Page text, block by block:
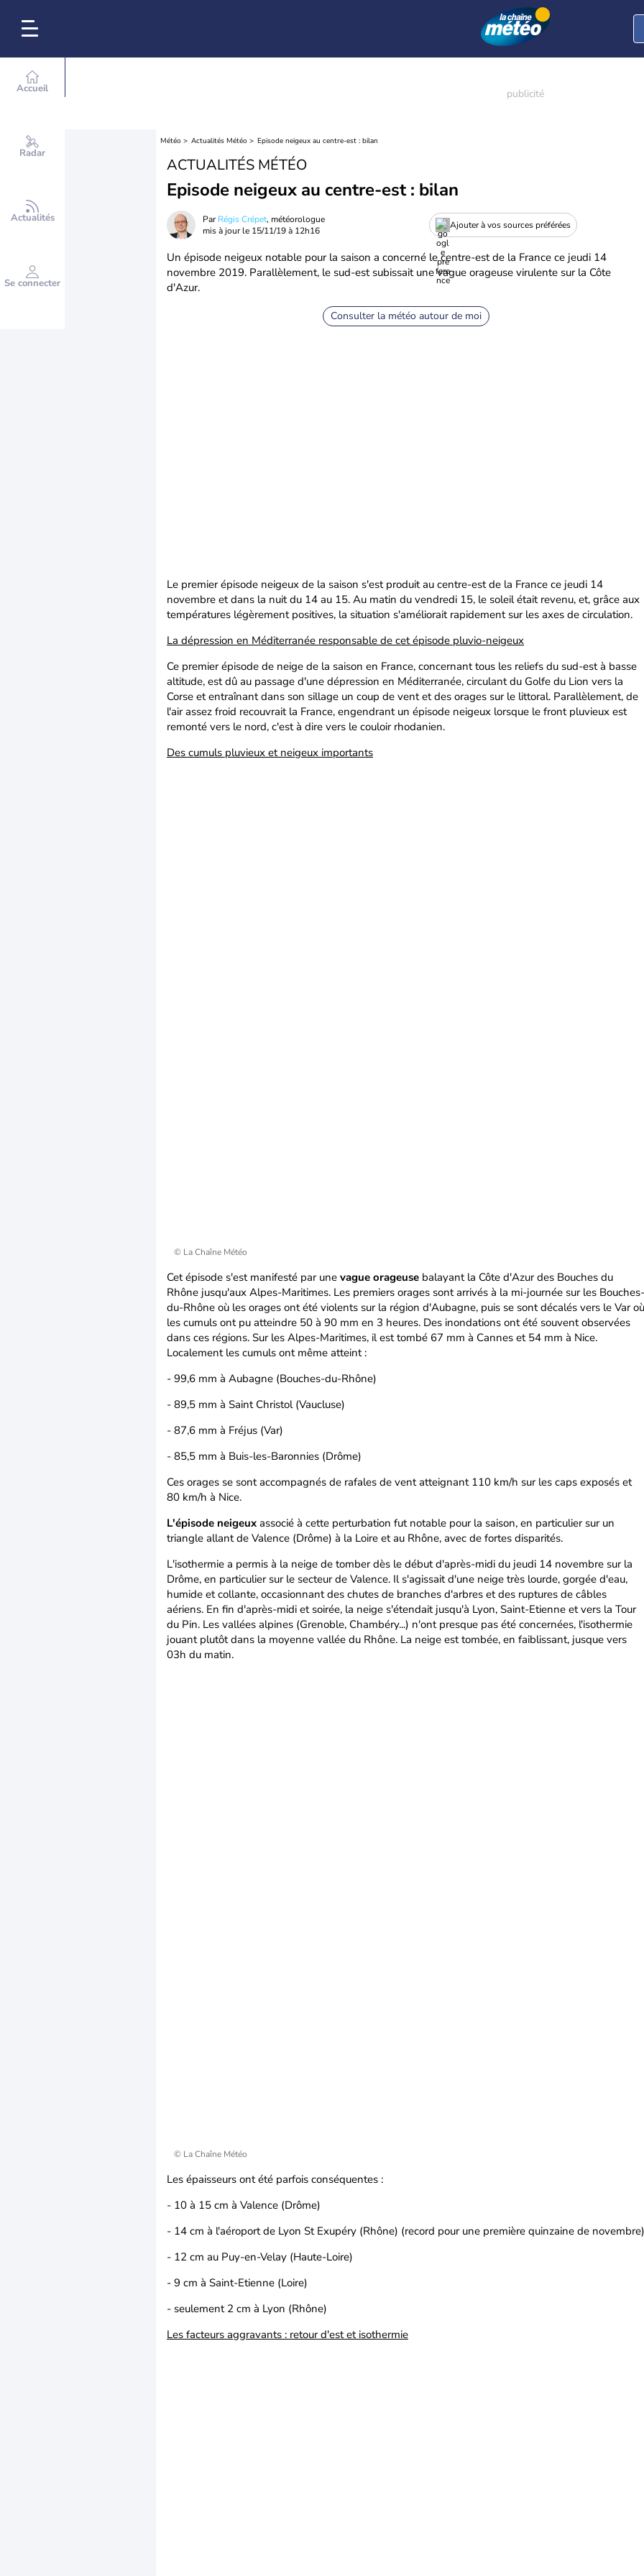
Accueil
Radar
Actualités
Se connecter
Météo Actualités Météo Episode neigeux au centre-est : bilan
ACTUALITÉS MÉTÉO
Episode neigeux au centre-est : bilan
ParRégis Crépet, météorologue
mis à jour le 15/11/19 à 12h16
Ajouter à vos sources préférées
Un épisode neigeux notable pour la saison a concerné le centre-est de la France ce jeudi 14
novembre 2019. Parallèlement, le sud-est subissait une vague orageuse virulente sur la Côte
d'Azur.
Consulter la météo autour de moi
Le premier épisode neigeux de la saison s'est produit au centre-est de la France ce jeudi 14
novembre et dans la nuit du 14 au 15. Au matin du vendredi 15, le soleil était revenu, et, grâce aux
températures légèrement positives, la situation s'améliorait rapidement sur les axes de circulation.
La dépression en Méditerranée responsable de cet épisode pluvio-neigeux
Ce premier épisode de neige de la saison en France, concernant tous les reliefs du sud-est à basse
altitude, est dû au passage d'une dépression en Méditerranée, circulant du Golfe du Lion vers la
Corse et entraînant dans son sillage un coup de vent et des orages sur le littoral. Parallèlement, de
l'air assez froid recouvrait la France, engendrant un épisode neigeux lorsque le front pluvieux est
remonté vers le nord, c'est à dire vers le couloir rhodanien.
Des cumuls pluvieux et neigeux importants
© La Chaîne Météo
Cet épisode s'est manifesté par une vague orageuse balayant la Côte d'Azur des Bouches du
Rhône jusqu'aux Alpes-Maritimes. Les premiers orages sont arrivés à la mi-journée sur les Bouches-
du-Rhône où les orages ont été violents sur la région d'Aubagne, puis se sont décalés vers le Var où
les cumuls ont pu atteindre 50 à 90 mm en 3 heures. Des inondations ont été souvent observées
dans ces régions. Sur les Alpes-Maritimes, il est tombé 67 mm à Cannes et 54 mm à Nice.
Localement les cumuls ont même atteint :
- 99,6 mm à Aubagne (Bouches-du-Rhône)
- 89,5 mm à Saint Christol (Vaucluse)
- 87,6 mm à Fréjus (Var)
- 85,5 mm à Buis-les-Baronnies (Drôme)
Ces orages se sont accompagnés de rafales de vent atteignant 110 km/h sur les caps exposés et
80 km/h à Nice.
L'épisode neigeux associé à cette perturbation fut notable pour la saison, en particulier sur un
triangle allant de Valence (Drôme) à la Loire et au Rhône, avec de fortes disparités.
L'isothermie a permis à la neige de tomber dès le début d'après-midi du jeudi 14 novembre sur la
Drôme, en particulier sur le secteur de Valence. Il s'agissait d'une neige très lourde, gorgée d'eau,
humide et collante, occasionnant des chutes de branches d'arbres et des ruptures de câbles
aériens. En fin d'après-midi et soirée, la neige s'étendait jusqu'à Lyon, Saint-Etienne et vers la Tour
du Pin. Les vallées alpines (Grenoble, Chambéry...) n'ont presque pas été concernées, l'isothermie
jouant plutôt dans la moyenne vallée du Rhône. La neige est tombée, en faiblissant, jusque vers
03h du matin.
© La Chaîne Météo
Les épaisseurs ont été parfois conséquentes :
- 10 à 15 cm à Valence (Drôme)
- 14 cm à l'aéroport de Lyon St Exupéry (Rhône) (record pour une première quinzaine de novembre)
- 12 cm au Puy-en-Velay (Haute-Loire)
- 9 cm à Saint-Etienne (Loire)
- seulement 2 cm à Lyon (Rhône)
Les facteurs aggravants : retour d'est et isothermie